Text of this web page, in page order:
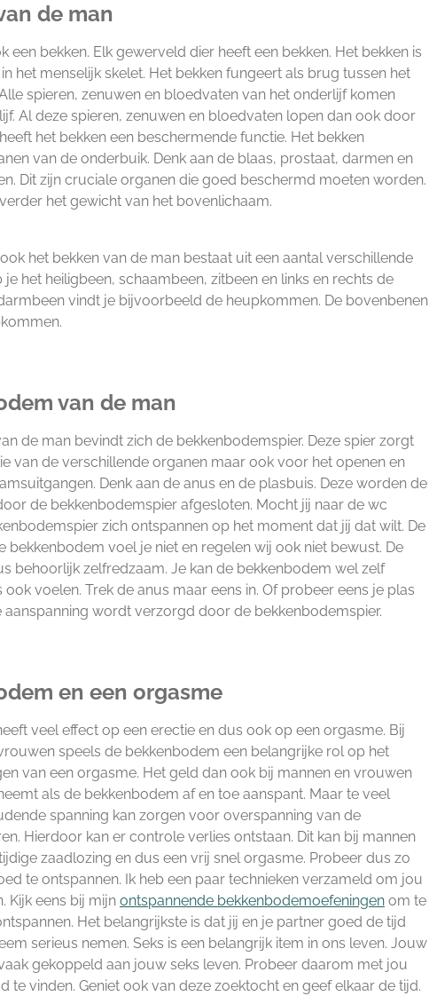
de man
een bekken. Elk gewerveld dier heeft een bekken. Het bekken is
het menselijk skelet. Het bekken fungeert als brug tussen het
spieren, zenuwen en bloedvaten van het onderlijf komen
Al deze spieren, zenuwen en bloedvaten lopen dan ook door
het bekken een beschermende functie. Het bekken
van de onderbuik. Denk aan de blaas, prostaat, darmen en
Dit zijn cruciale organen die goed beschermd moeten worden.
het gewicht van het bovenlichaam.
het bekken van de man bestaat uit een aantal verschillende
het heiligbeen, schaambeen, zitbeen en links en rechts de
vindt je bijvoorbeeld de heupkommen. De bovenbenen
van de man
de man bevindt zich de bekkenbodemspier. Deze spier zorgt
van de verschillende organen maar ook voor het openen en
Denk aan de anus en de plasbuis. Deze worden de
de bekkenbodemspier afgesloten. Mocht jij naar de wc
zich ontspannen op het moment dat jij dat wilt. De
bekkenbodem voel je niet en regelen wij ook niet bewust. De
behoorlijk zelfredzaam. Je kan de bekkenbodem wel zelf
ook voelen. Trek de anus maar eens in. Of probeer eens je plas
aanspanning wordt verzorgd door de bekkenbodemspier.
en een orgasme
veel effect op een erectie en dus ook op een orgasme. Bij
speels de bekkenbodem een belangrijke rol op het
van een orgasme. Het geld dan ook bij mannen en vrouwen
als de bekkenbodem af en toe aanspant. Maar te veel
spanning kan zorgen voor overspanning van de
Hierdoor kan er controle verlies ontstaan. Dit kan bij mannen
zaadlozing en dus een vrij snel orgasme. Probeer dus zo
te ontspannen. Ik heb een paar technieken verzameld om jou
Kijk eens bij mijn ontspannende bekkenbodemoefeningen om te
Het belangrijkste is dat jij en je partner goed de tijd
serieus nemen. Seks is een belangrijk item in ons leven. Jouw
gekoppeld aan jouw seks leven. Probeer daarom met jou
te vinden. Geniet ook van deze zoektocht en geef elkaar de tijd.